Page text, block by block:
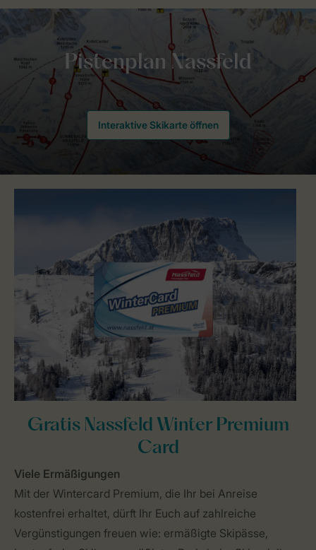
Interaktive Skikarte öffnen
Gratis Nassfeld Winter Premium
Card
Viele Ermäßigungen
Mit der Wintercard Premium, die Ihr bei Anreise
kostenfrei erhaltet, dürft Ihr Euch auf zahlreiche
Vergünstigungen freuen wie: ermäßigte Skipässe,